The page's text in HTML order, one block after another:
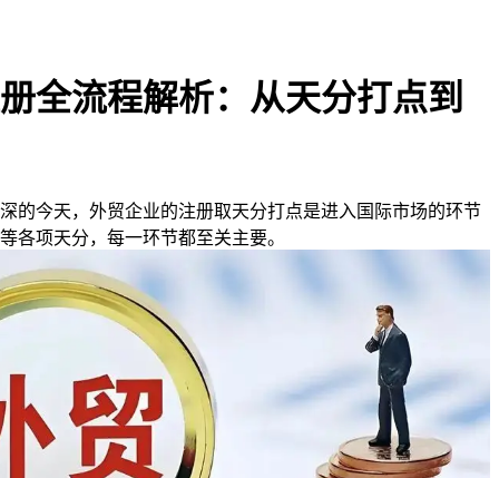
全流程解析：从天分打点到
今天，外贸企业的注册取天分打点是进入国际市场的环节
各项天分，每一环节都至关主要。